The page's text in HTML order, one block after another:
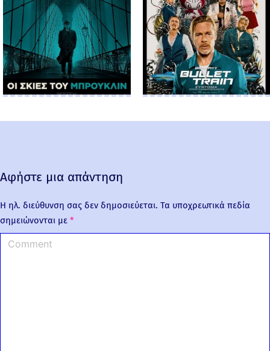
Αφήστε μια απάντηση
Η ηλ. διεύθυνση σας δεν δημοσιεύεται. Τα υποχρεωτικά πεδία
σημειώνονται με *